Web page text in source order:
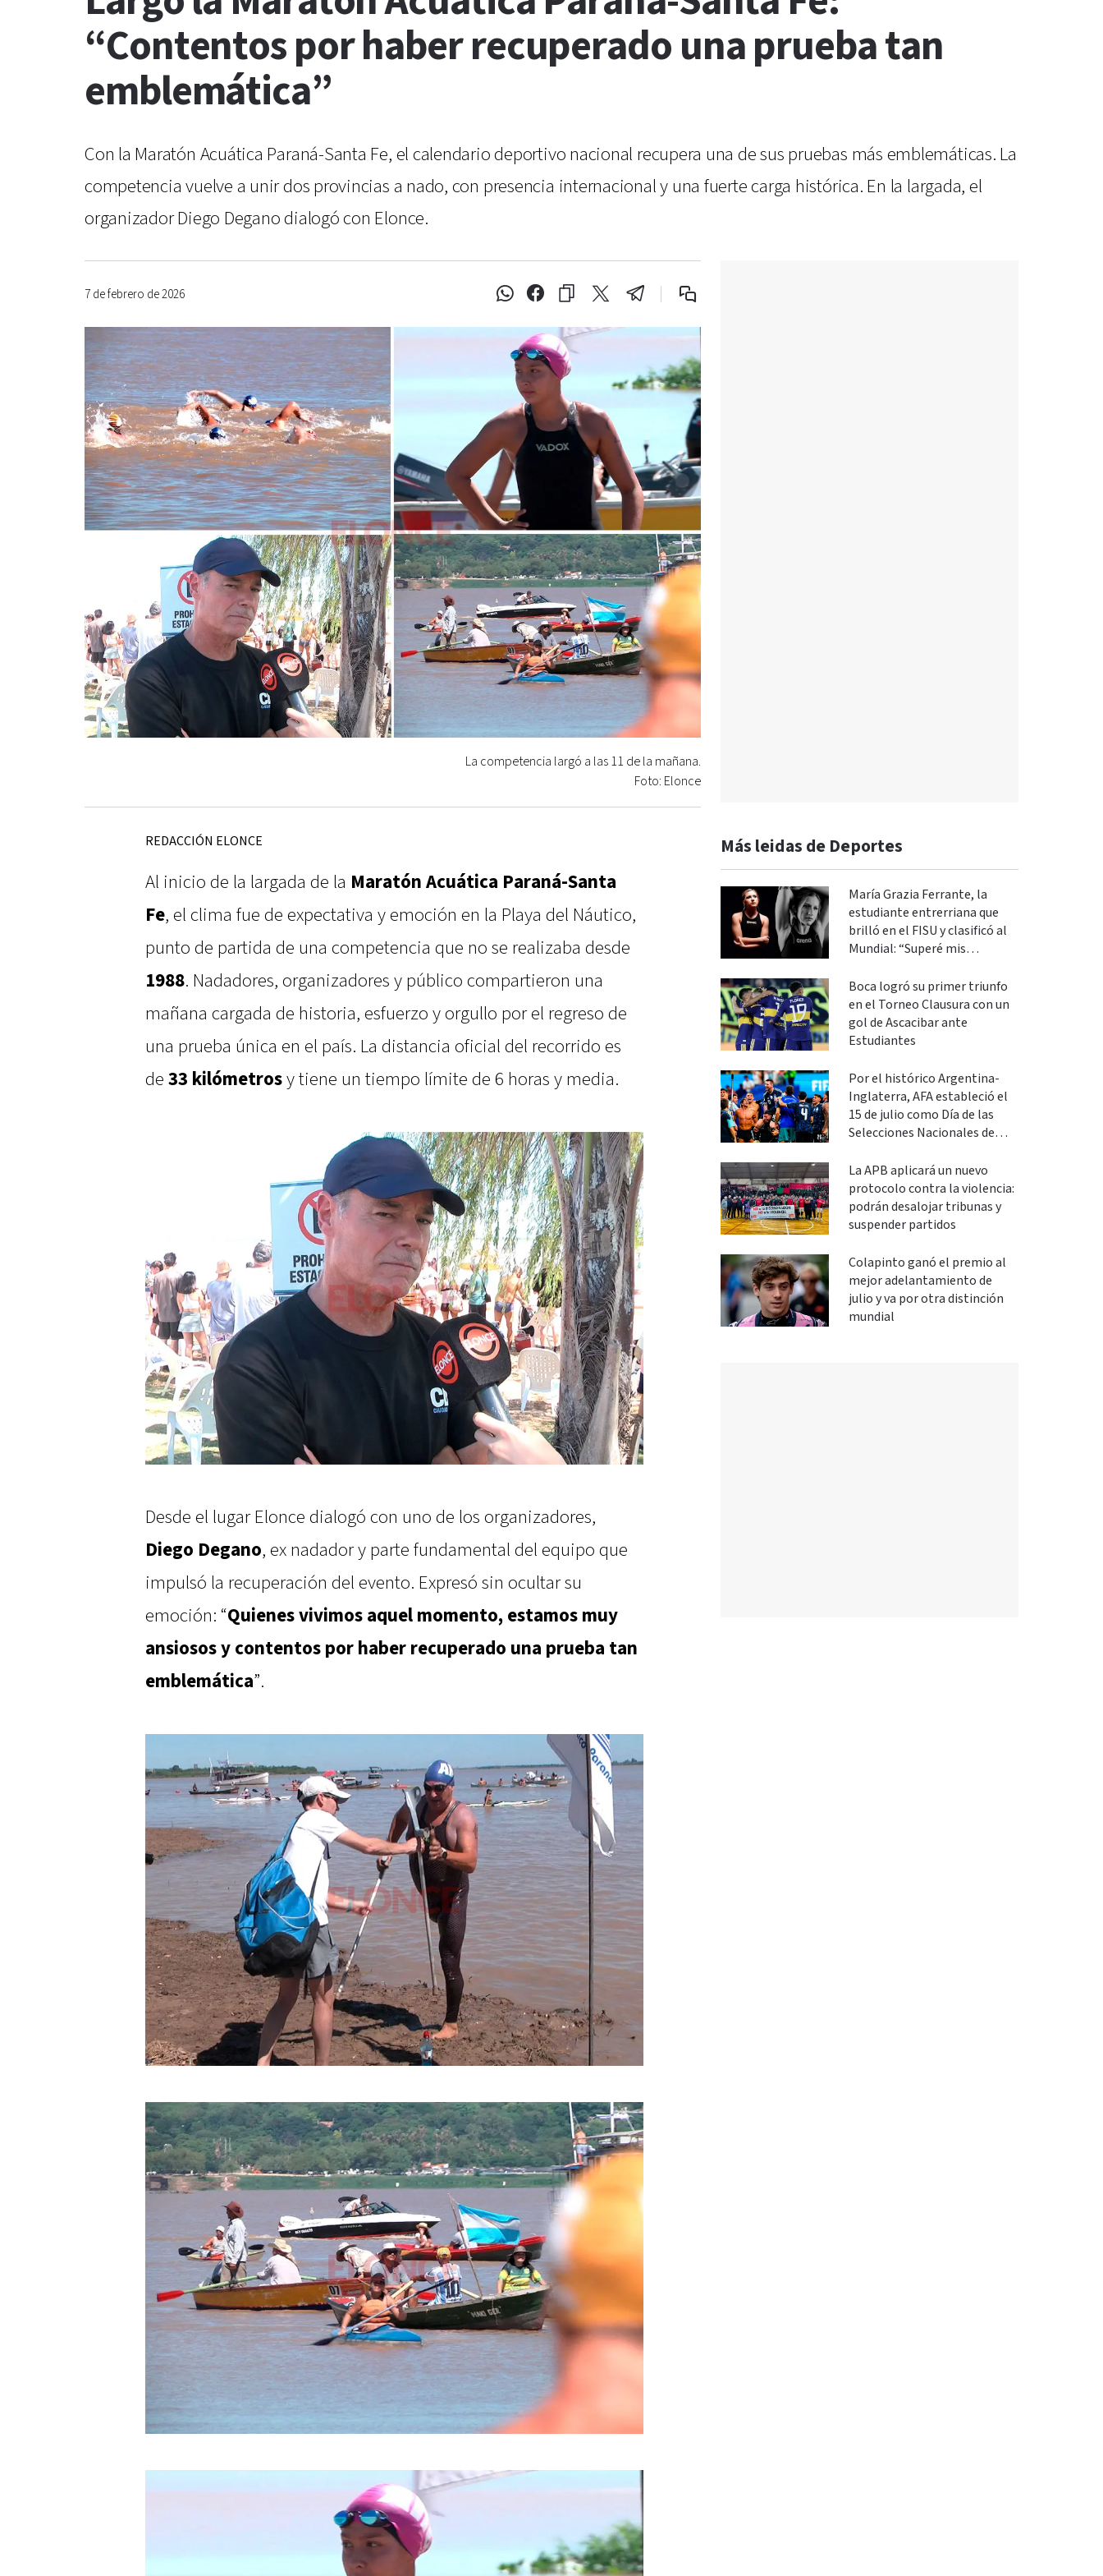
“Contentos por haber recuperado una prueba tan
emblemática”
Con la Maratón Acuática Paraná-Santa Fe, el calendario deportivo nacional recupera una de sus pruebas más emblemáticas. La
competencia vuelve a unir dos provincias a nado, con presencia internacional y una fuerte carga histórica. En la largada, el
organizador Diego Degano dialogó con Elonce.
7 de febrero de 2026
La competencia largó a las 11 de la mañana.
Foto: Elonce
REDACCIÓN ELONCE
Al inicio de la largada de la Maratón Acuática Paraná-Santa
Fe, el clima fue de expectativa y emoción en la Playa del Náutico,
punto de partida de una competencia que no se realizaba desde
1988. Nadadores, organizadores y público compartieron una
mañana cargada de historia, esfuerzo y orgullo por el regreso de
una prueba única en el país. La distancia oficial del recorrido es
de 33 kilómetrosy tiene un tiempo límite de 6 horas y media.
Desde el lugar Elonce dialogó con uno de los organizadores,
Diego Degano, ex nadador y parte fundamental del equipo que
impulsó la recuperación del evento. Expresó sin ocultar su
emoción: “Quienes vivimos aquel momento, estamos muy
ansiosos y contentos por haber recuperado una prueba tan
emblemática”.
Más leidas de Deportes
María Grazia Ferrante, la
estudiante entrerriana que
brilló en el FISU y clasificó al
Mundial: “Superé mis
Boca logró su primer triunfo
en el Torneo Clausura con un
gol de Ascacibar ante
Estudiantes
Por el histórico Argentina-
Inglaterra, AFA estableció el
15 de julio como Día de las
Selecciones Nacionales de
La APB aplicará un nuevo
protocolo contra la violencia:
podrán desalojar tribunas y
suspender partidos
Colapinto ganó el premio al
mejor adelantamiento de
julio y va por otra distinción
mundial